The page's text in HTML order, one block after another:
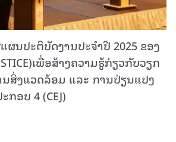
ຜນປະຕິບັດງານປະຈໍາປີ 2025 ຂອງ
ເພື່ອສ້າງຄວາມຮູ້ກ່ຽວກັບວຽກ
ສິ່ງແວດລ້ອມ ແລະ ການປ່ຽນແປງ
ອບ 4 (CEJ)